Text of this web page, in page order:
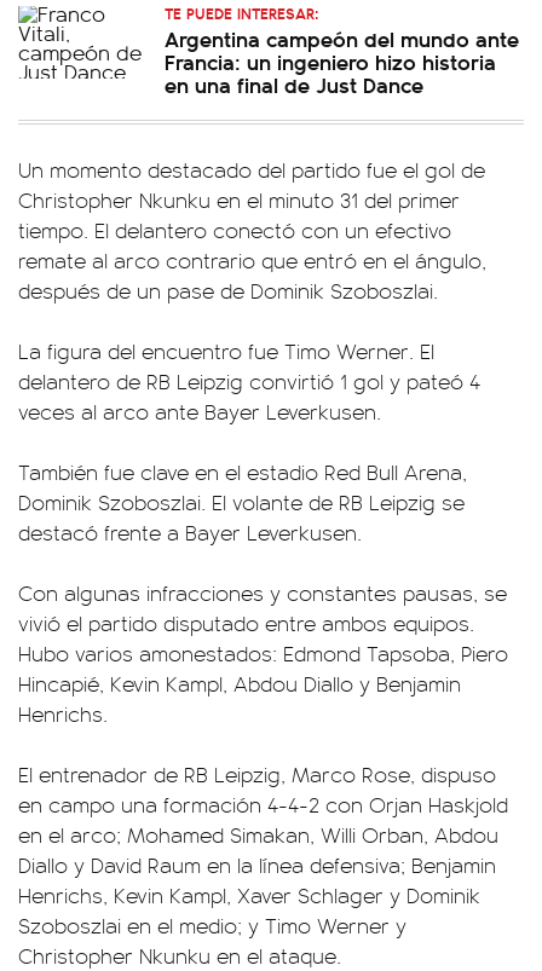
TE PUEDE INTERESAR:
Argentina campeón del mundo ante
Francia: un ingeniero hizo historia
en una final de Just Dance
Un momento destacado del partido fue el gol de
Christopher Nkunku en el minuto 31 del primer
tiempo. El delantero conectó con un efectivo
remate al arco contrario que entró en el ángulo,
después de un pase de Dominik Szoboszlai.
La figura del encuentro fue Timo Werner. El
delantero de RB Leipzig convirtió 1 gol y pateó 4
veces al arco ante Bayer Leverkusen.
También fue clave en el estadio Red Bull Arena,
Dominik Szoboszlai. El volante de RB Leipzig se
destacó frente a Bayer Leverkusen.
Con algunas infracciones y constantes pausas, se
vivió el partido disputado entre ambos equipos.
Hubo varios amonestados: Edmond Tapsoba, Piero
Hincapié, Kevin Kampl, Abdou Diallo y Benjamin
Henrichs.
El entrenador de RB Leipzig, Marco Rose, dispuso
en campo una formación 4-4-2 con Orjan Haskjold
en el arco; Mohamed Simakan, Willi Orban, Abdou
Diallo y David Raum en la línea defensiva; Benjamin
Henrichs, Kevin Kampl, Xaver Schlager y Dominik
Szoboszlai en el medio; y Timo Werner y
Christopher Nkunku en el ataque.